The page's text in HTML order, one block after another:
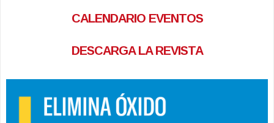
CALENDARIO EVENTOS
DESCARGA LA REVISTA